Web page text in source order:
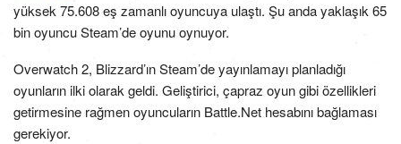
yüksek 75.608 eş zamanlı oyuncuya ulaştı. Şu anda yaklaşık 65
bin oyuncu Steam’de oyunu oynuyor.
Overwatch 2, Blizzard’ın Steam’de yayınlamayı planladığı
oyunların ilki olarak geldi. Geliştirici, çapraz oyun gibi özellikleri
getirmesine rağmen oyuncuların Battle.Net hesabını bağlaması
gerekiyor.